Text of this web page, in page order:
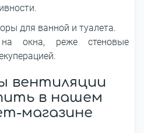
для ванной и туалета.
на окна, реже стеновые
вентиляции
в нашем
магазине